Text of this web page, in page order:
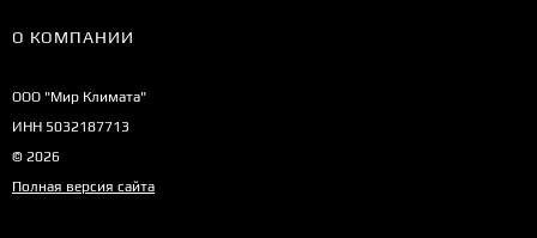
О КОМПАНИИ
ООО "Мир Климата"
ИНН 5032187713
© 2026
Полная версия сайта